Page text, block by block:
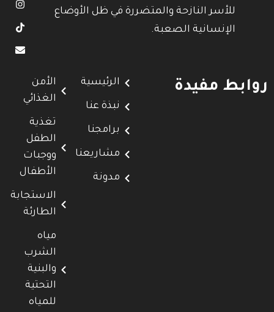
للأسر النازحة والمتضررة في ظل الأوضاع
الإنسانية الصعبة.
روابط مفيدة الرئيسية
نبذة عنا
برامجنا
مشاريعنا
مدونة
الأمن
الغذائي
تغذية
الطفل
ووجبات
الأطفال
الاستجابة
الطارئة
مياه
الشرب
والبنية
التحتية
للمياه